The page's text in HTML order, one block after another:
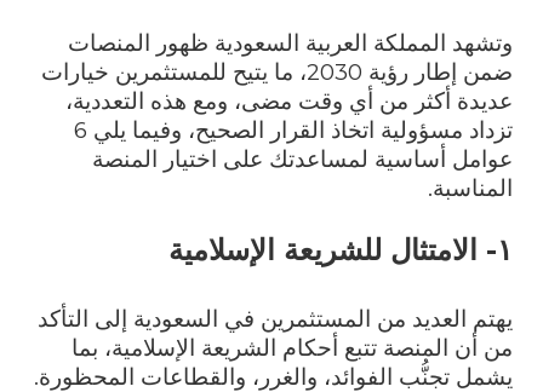
وتشهد المملكة العربية السعودية ظهور المنصات
ضمن إطار رؤية 2030، ما يتيح للمستثمرين خيارات
عديدة أكثر من أي وقت مضى، ومع هذه التعددية،
تزداد مسؤولية اتخاذ القرار الصحيح، وفيما يلي 6
عوامل أساسية لمساعدتك على اختيار المنصة
المناسبة.
١- الامتثال للشريعة الإسلامية
يهتم العديد من المستثمرين في السعودية إلى التأكد
من أن المنصة تتبع أحكام الشريعة الإسلامية، بما
يشمل تجنُّب الفوائد، والغرر، والقطاعات المحظورة.